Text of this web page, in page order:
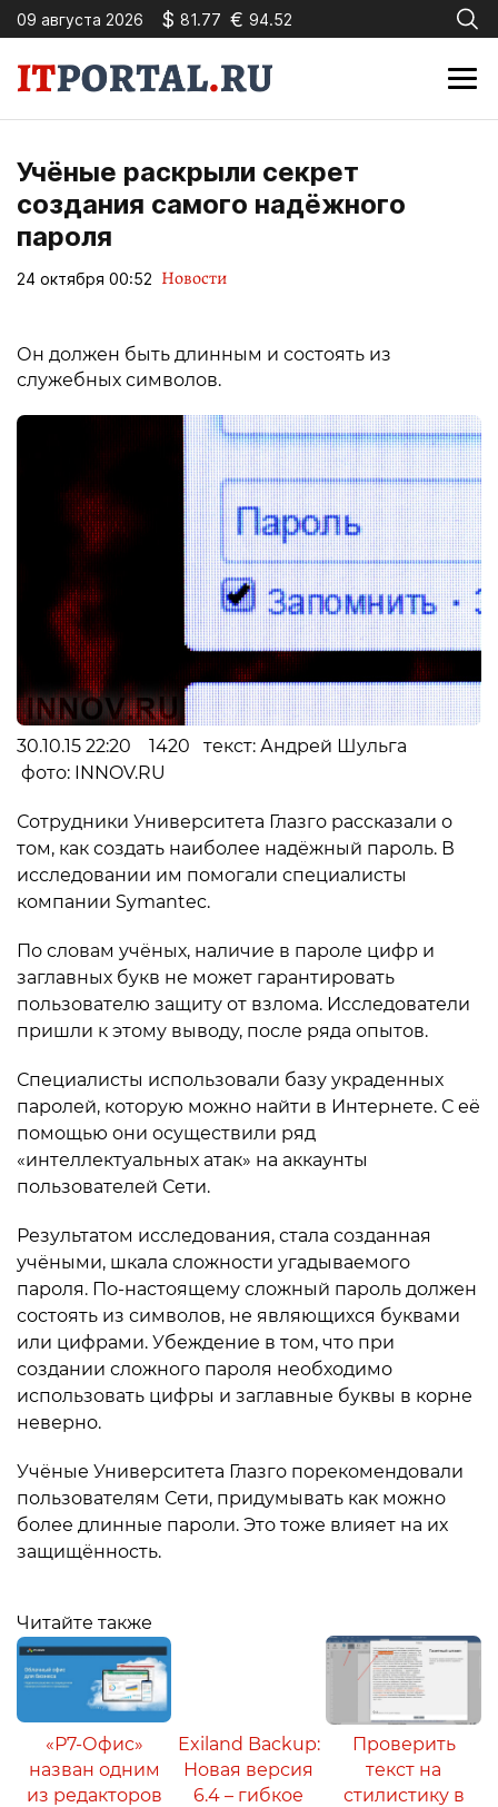
09 августа 2026 $ 81.77 € 94.52
Учёные раскрыли секрет
создания самого надёжного
пароля
24 октября 00:52 Новости
Он должен быть длинным и состоять из
служебных символов.
30.10.15 22:20 1420 текст: Андрей Шульга
фото: INNOV.RU
Сотрудники Университета Глазго рассказали о
том, как создать наиболее надёжный пароль. В
исследовании им помогали специалисты
компании Symantec.
По словам учёных, наличие в пароле цифр и
заглавных букв не может гарантировать
пользователю защиту от взлома. Исследователи
пришли к этому выводу, после ряда опытов.
Специалисты использовали базу украденных
паролей, которую можно найти в Интернете. С её
помощью они осуществили ряд
«интеллектуальных атак» на аккаунты
пользователей Сети.
Результатом исследования, стала созданная
учёными, шкала сложности угадываемого
пароля. По-настоящему сложный пароль должен
состоять из символов, не являющихся буквами
или цифрами. Убеждение в том, что при
создании сложного пароля необходимо
использовать цифры и заглавные буквы в корне
неверно.
Учёные Университета Глазго порекомендовали
пользователям Сети, придумывать как можно
более длинные пароли. Это тоже влияет на их
защищённость.
Читайте также
«Р7-Офис»
назван одним
из редакторов
Exiland Backup:
Новая версия
6.4 – гибкое
Проверить
текст на
стилистику в